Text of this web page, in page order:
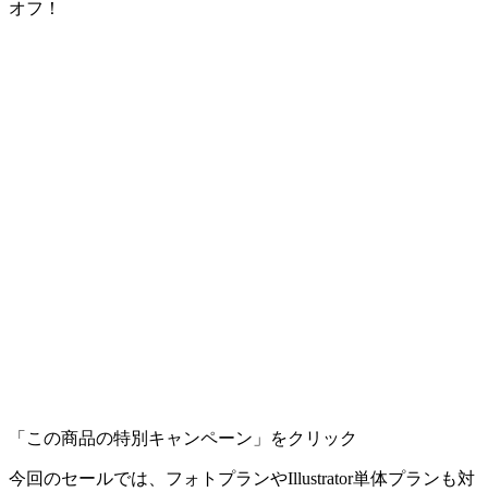
オフ！
「この商品の特別キャンペーン」をクリック
今回のセールでは、フォトプランやIllustrator単体プランも対